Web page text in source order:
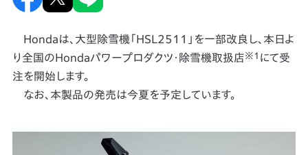
Hondaは、大型除雪機「HSL2511」を一部改良し、本日よ
り全国のHondaパワープロダクツ・除雪機取扱店※1 にて受
注を開始します。
なお、本製品の発売は今夏を予定しています。